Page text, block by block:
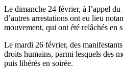
Le dimanche 24 février, à l’appel
d’autres arrestations ont eu lieu
mouvement, qui ont été relâchés en
Le mardi 26 février, des
droits humains, parmi lesquels des
puis libérés en soirée.